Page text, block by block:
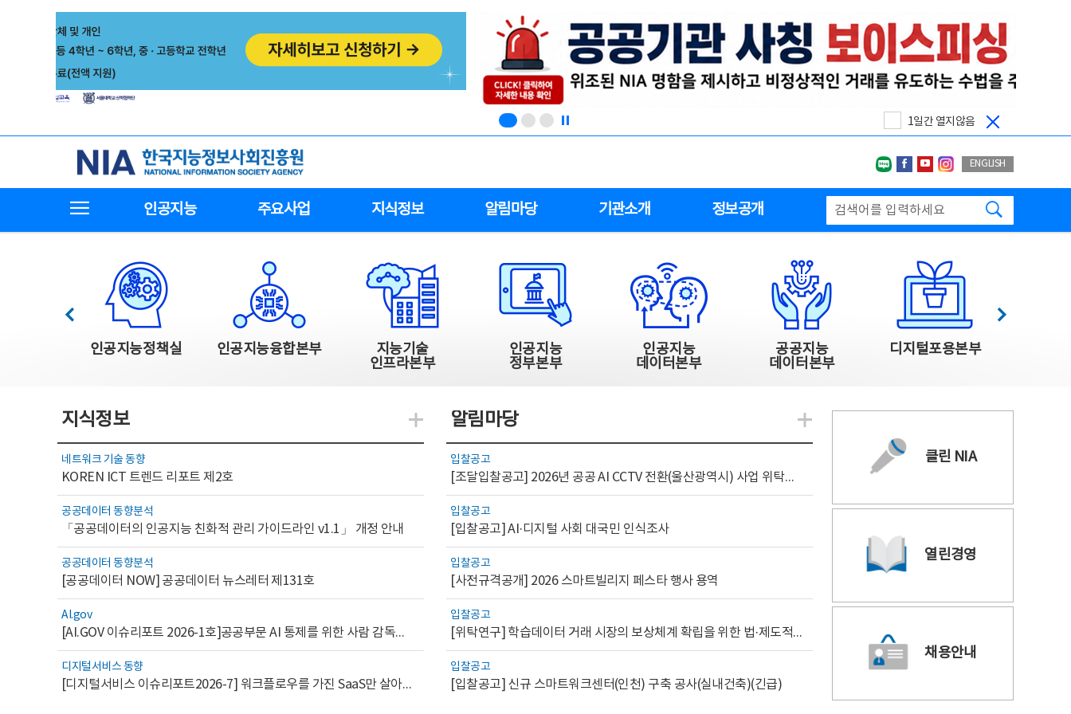
1일간 열지않음
한국지능정보사회진흥원
네이버블로그
페이스북
유투브인스타그랩
ENGLISH
인공지능 주요사업 지식정보 알림마당 기관소개 정보공개
한국지능정보사회진흥원 주요사업
인공지능정책실 인공지능융합본부
지능기술
인프라본부
인공지능
정부본부
인공지능
데이터본부
공공지능
데이터본부
디지털포용본부
이전 다음
지식정보
네트워크 기술 동향
KOREN ICT 트렌드 리포트 제2호
공공데이터 동향분석
「공공데이터의 인공지능 친화적 관리 가이드라인 v1.1」 개정 안내
공공데이터 동향분석
[공공데이터 NOW] 공공데이터 뉴스레터 제131호
AI.gov
[AI.GOV 이슈리포트 2026-1호]공공부문 AI 통제를 위한 사람 감독의 해외 사례 분석 및 시사점
디지털서비스 동향
[디지털서비스 이슈리포트2026-7] 워크플로우를 가진 SaaS만 살아남는다
지식관련 더보기
알림마당
입찰공고
[조달입찰공고] 2026년 공공 AI CCTV 전환(울산광역시) 사업 위탁감리
입찰공고
[입찰공고] AI·디지털 사회 대국민 인식조사
입찰공고
[사전규격공개] 2026 스마트빌리지 페스타 행사 용역
입찰공고
[위탁연구] 학습데이터 거래 시장의 보상체계 확립을 위한 법·제도적 검토 방안 연구
입찰공고
[입찰공고] 신규 스마트워크센터(인천) 구축 공사(실내건축)(긴급)
알림관련 더보기
클린 NIA
열린경영
채용안내